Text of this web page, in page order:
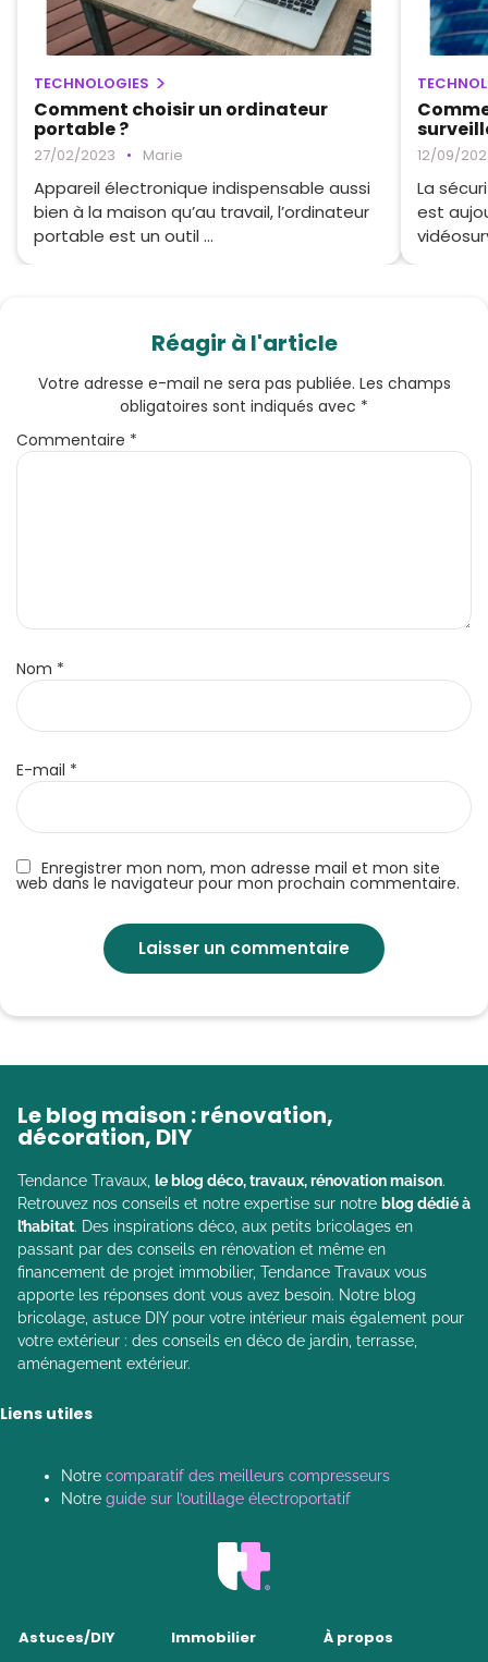
TECHNOLOGIES
Comment choisir un ordinateur
portable ?
27/02/2023 • Marie
Appareil électronique indispensable aussi
bien à la maison qu’au travail, l’ordinateur
portable est un outil ...
12/09/
La
est
Réagir à l'article
Enregistrer mon nom, mon adresse mail et mon site
web dans le navigateur pour mon prochain commentaire.
Votre adresse e-mail ne sera pas publiée. Les champs
obligatoires sont indiqués avec *
Commentaire *
Nom *
E-mail *
Le blog maison : rénovation,
décoration, DIY
Tendance Travaux, le blog déco, travaux, rénovation maison.
Retrouvez nos conseils et notre expertise sur notre blog dédié à
l’habitat. Des inspirations déco, aux petits bricolages en
passant par des conseils en rénovation et même en
financement de projet immobilier, Tendance Travaux vous
apporte les réponses dont vous avez besoin. Notre blog
bricolage, astuce DIY pour votre intérieur mais également pour
votre extérieur : des conseils en déco de jardin, terrasse,
aménagement extérieur.
Liens utiles
Notre comparatif des meilleurs compresseurs
Notre guide sur l’outillage électroportatif
Astuces/DIY Immobilier À propos